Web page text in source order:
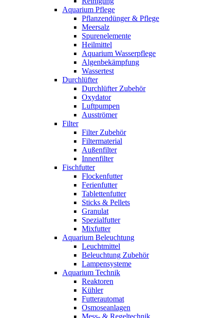
Aquarium Pflege
Pflanzendünger & Pflege
Meersalz
Spurenelemente
Heilmittel
Aquarium Wasserpflege
Algenbekämpfung
Wassertest
Durchlüfter
Durchlüfter Zubehör
Oxydator
Luftpumpen
Ausströmer
Filter
Filter Zubehör
Filtermaterial
Außenfilter
Innenfilter
Fischfutter
Flockenfutter
Ferienfutter
Tablettenfutter
Sticks & Pellets
Granulat
Spezialfutter
Mixfutter
Aquarium Beleuchtung
Leuchtmittel
Beleuchtung Zubehör
Lampensysteme
Aquarium Technik
Reaktoren
Kühler
Futterautomat
Osmoseanlagen
Mess- & Regeltechnik